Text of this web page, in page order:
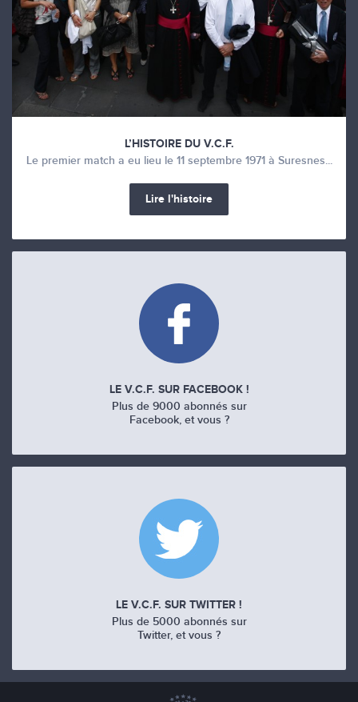
L’HISTOIRE DU V.C.F.
Le premier match a eu lieu le 11 septembre 1971 à Suresnes...
Lire l'histoire
LE V.C.F. SUR FACEBOOK !
Plus de 9000 abonnés sur
Facebook, et vous ?
LE V.C.F. SUR TWITTER !
Plus de 5000 abonnés sur
Twitter, et vous ?